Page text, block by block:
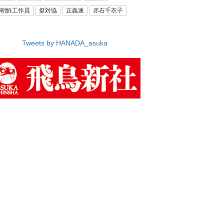
鮮工作員 挺対協 正義連 赤石千衣子
Tweets by HANADA_asuka